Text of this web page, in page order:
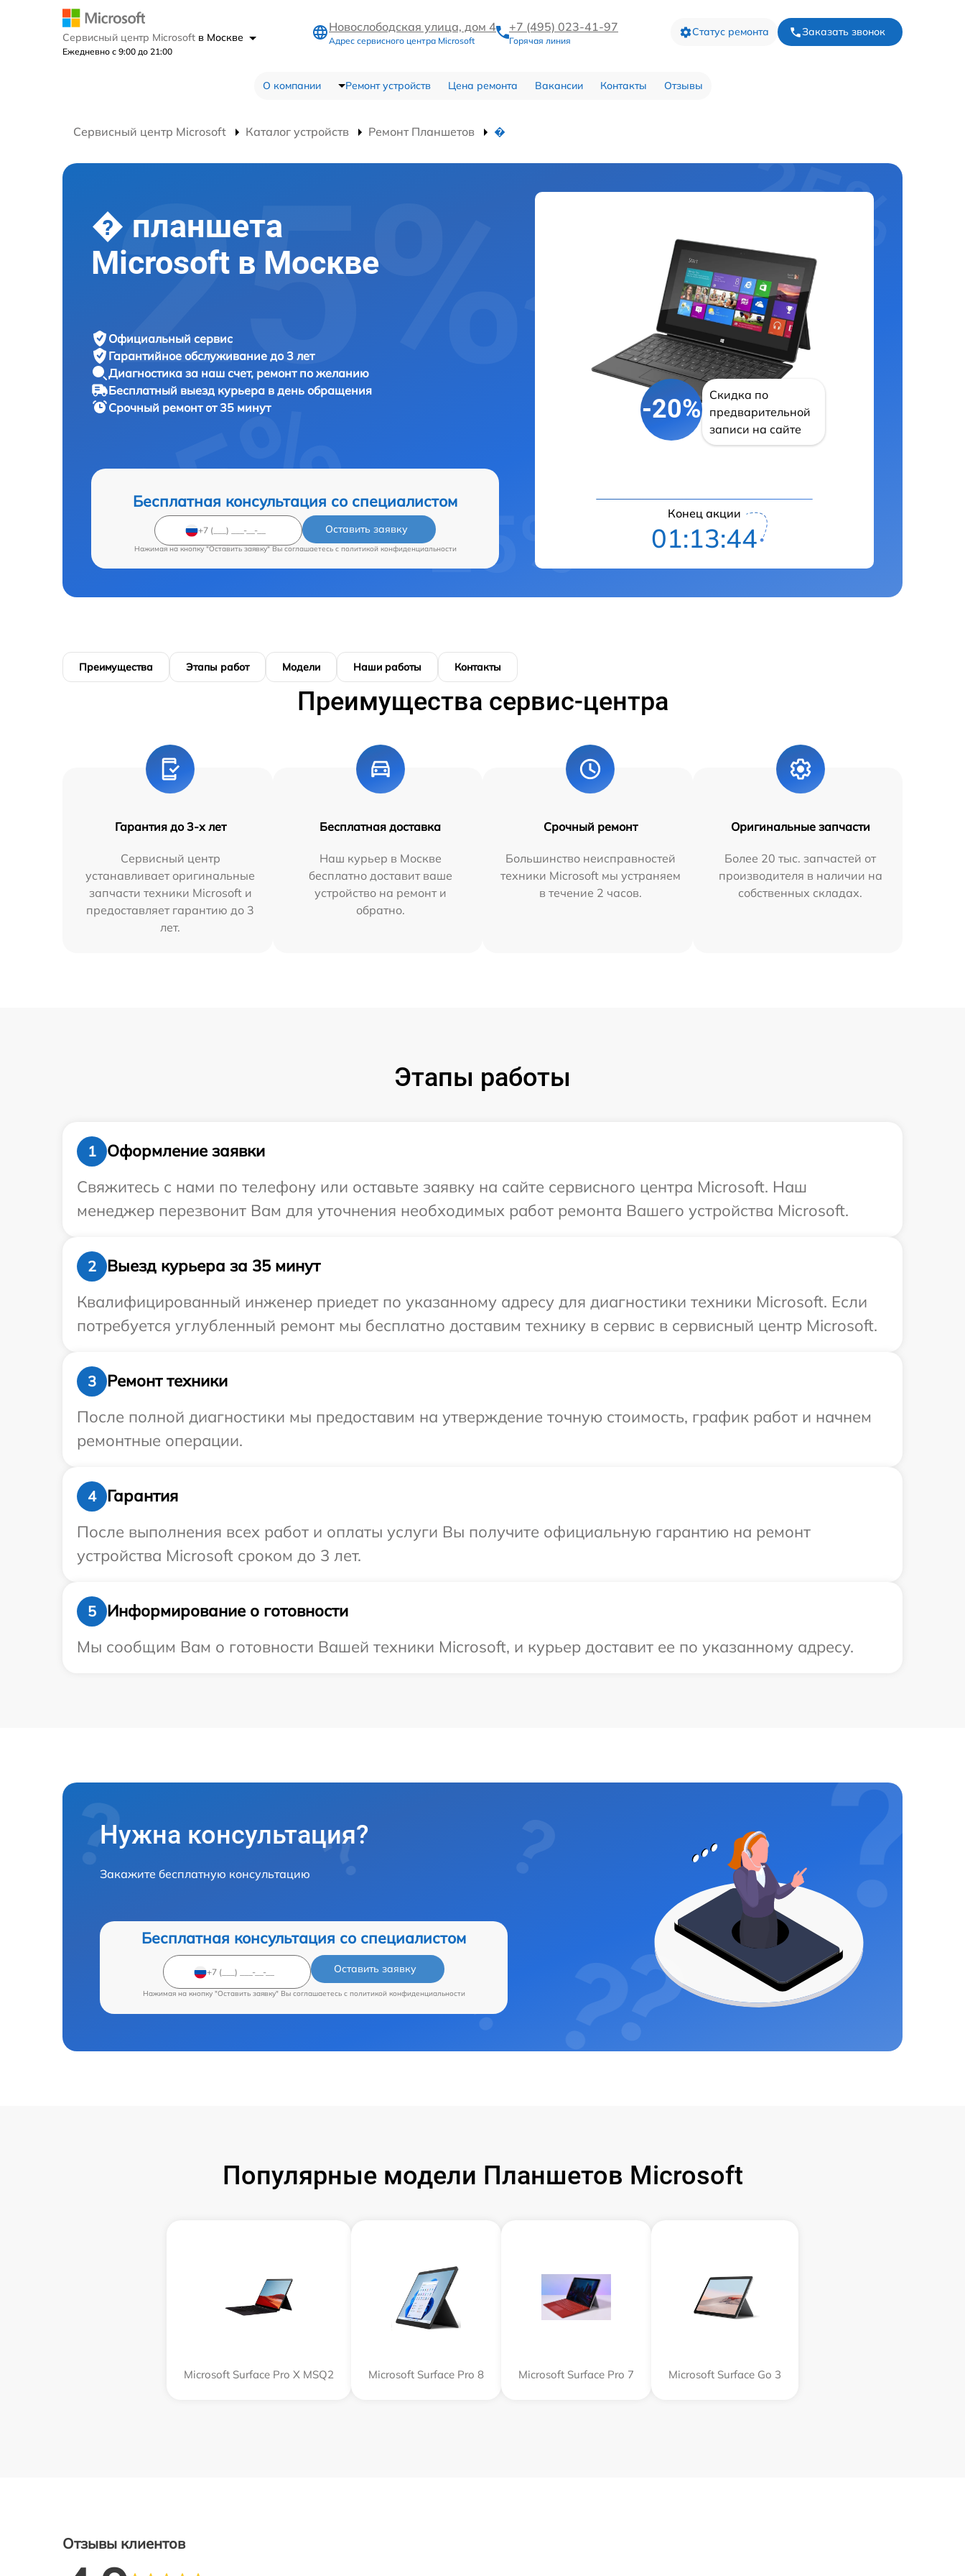
Сервисный центр Microsoft в Москве
Ежедневно с 9:00 до 21:00
Новослободская улица, дом 4
Адрес сервисного центра Microsoft
+7 (495) 023-41-97
Горячая линия
Статус ремонта Заказать звонок
О компании Ремонт устройств Цена ремонта Вакансии Контакты Отзывы
Сервисный центр Microsoft Каталог устройств Ремонт Планшетов �
� планшета
Microsoft в Москве
Официальный сервис
Гарантийное обслуживание до 3 лет
Диагностика за наш счет, ремонт по желанию
Бесплатный выезд курьера в день обращения
Срочный ремонтот 35 минут
Бесплатная консультация со специалистом
Оставить заявку
Нажимая на кнопку "Оставить заявку" Вы соглашаетесь c политикой конфиденциальности
-20%
Скидка по
предварительной
записи на сайте
Конец акции
01:13:43
Преимущества Этапы работ Модели Наши работы Контакты
Преимущества сервис-центра
Гарантия до 3-х лет
Сервисный центр
устанавливает оригинальные
запчасти техники Microsoft и
предоставляет гарантию до 3
лет.
Бесплатная доставка
Наш курьер в Москве
бесплатно доставит ваше
устройство на ремонт и
обратно.
Срочный ремонт
Большинство неисправностей
техники Microsoft мы устраняем
в течение 2 часов.
Оригинальные запчасти
Более 20 тыс. запчастей от
производителя в наличии на
собственных складах.
Этапы работы
1
Оформление заявки
Свяжитесь с нами по телефону или оставьте заявку на сайте сервисного центра Microsoft. Наш
менеджер перезвонит Вам для уточнения необходимых работ ремонта Вашего устройства Microsoft.
2
Выезд курьера за 35 минут
Квалифицированный инженер приедет по указанному адресу для диагностики техники Microsoft. Если
потребуется углубленный ремонт мы бесплатно доставим технику в сервис в сервисный центр Microsoft.
3
Ремонт техники
После полной диагностики мы предоставим на утверждение точную стоимость, график работ и начнем
ремонтные операции.
4
Гарантия
После выполнения всех работ и оплаты услуги Вы получите официальную гарантию на ремонт
устройства Microsoft сроком до 3 лет.
5
Информирование о готовности
Мы сообщим Вам о готовности Вашей техники Microsoft, и курьер доставит ее по указанному адресу.
Нужна консультация?
Закажите бесплатную консультацию
Бесплатная консультация со специалистом
Оставить заявку
Нажимая на кнопку "Оставить заявку" Вы соглашаетесь c политикой конфиденциальности
Популярные модели Планшетов Microsoft
Microsoft Surface Pro X MSQ2 Microsoft Surface Pro 8 Microsoft Surface Pro 7 Microsoft Surface Go 3
Отзывы клиентов